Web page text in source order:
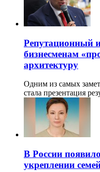
Репутационный
бизнесменам
архитектуру
Одним из самых
стала презентация
В России
укреплении